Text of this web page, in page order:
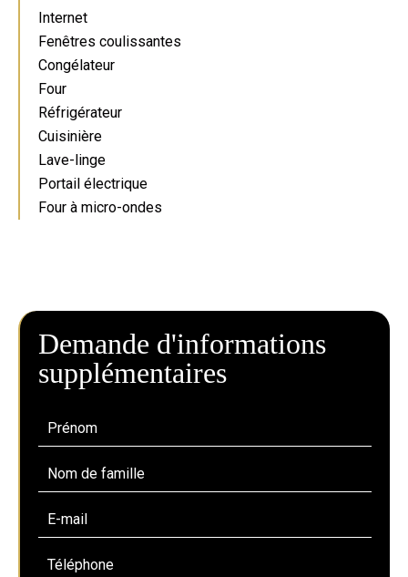
Internet
Fenêtres coulissantes
Congélateur
Four
Réfrigérateur
Cuisinière
Lave-linge
Portail électrique
Four à micro-ondes
Demande d'informations
supplémentaires